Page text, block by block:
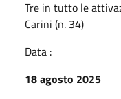
Tre in tutto le
Carini (n. 34)
Data :
18 agosto 2025